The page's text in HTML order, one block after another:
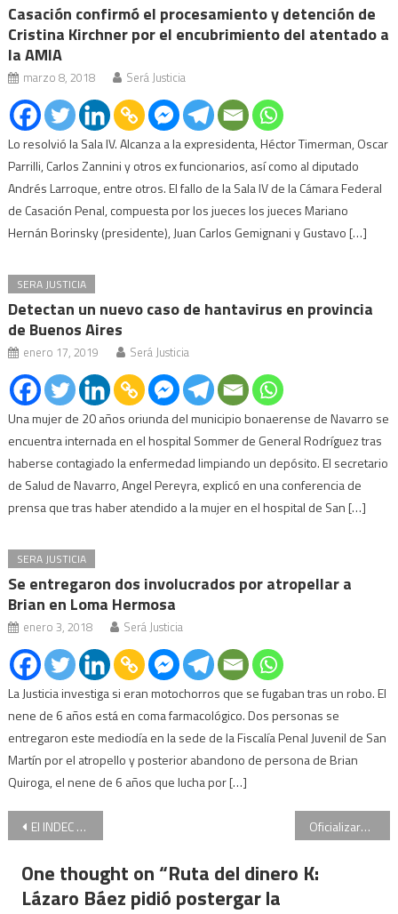
Casación confirmó el procesamiento y detención de
Cristina Kirchner por el encubrimiento del atentado a
la AMIA
marzo 8, 2018 Será Justicia
Lo resolvió la Sala IV. Alcanza a la expresidenta, Héctor Timerman, Oscar
Parrilli, Carlos Zannini y otros ex funcionarios, así como al diputado
Andrés Larroque, entre otros. El fallo de la Sala IV de la Cámara Federal
de Casación Penal, compuesta por los jueces los jueces Mariano
Hernán Borinsky (presidente), Juan Carlos Gemignani y Gustavo […]
SERA JUSTICIA
Detectan un nuevo caso de hantavirus en provincia
de Buenos Aires
enero 17, 2019 Será Justicia
Una mujer de 20 años oriunda del municipio bonaerense de Navarro se
encuentra internada en el hospital Sommer de General Rodríguez tras
haberse contagiado la enfermedad limpiando un depósito. El secretario
de Salud de Navarro, Angel Pereyra, explicó en una conferencia de
prensa que tras haber atendido a la mujer en el hospital de San […]
SERA JUSTICIA
Se entregaron dos involucrados por atropellar a
Brian en Loma Hermosa
enero 3, 2018 Será Justicia
La Justicia investiga si eran motochorros que se fugaban tras un robo. El
nene de 6 años está en coma farmacológico. Dos personas se
entregaron este mediodía en la sede de la Fiscalía Penal Juvenil de San
Martín por el atropello y posterior abandono de persona de Brian
Quiroga, el nene de 6 años que lucha por […]
Navegación
de
entradas
El INDEC difunde la inflación de septiembre Oficializaron la comisión especial de búsqueda por la desaparición de María Cash
One thought on “Ruta del dinero K:
Lázaro Báez pidió postergar la